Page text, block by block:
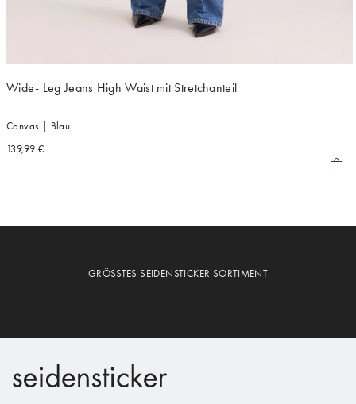
Wide- Leg Jeans High Waist mit Stretchanteil
Canvas | Blau
139,99 €
GRÖSSTES SEIDENSTICKER SORTIMENT